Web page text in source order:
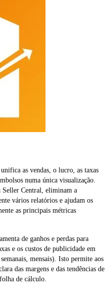
as vendas, o lucro, as taxas
numa única visualização.
Seller Central, eliminam a
vários relatórios e ajudam os
as principais métricas
de ganhos e perdas para
e os custos de publicidade em
mensais). Isto permite aos
das margens e das tendências de
de cálculo.